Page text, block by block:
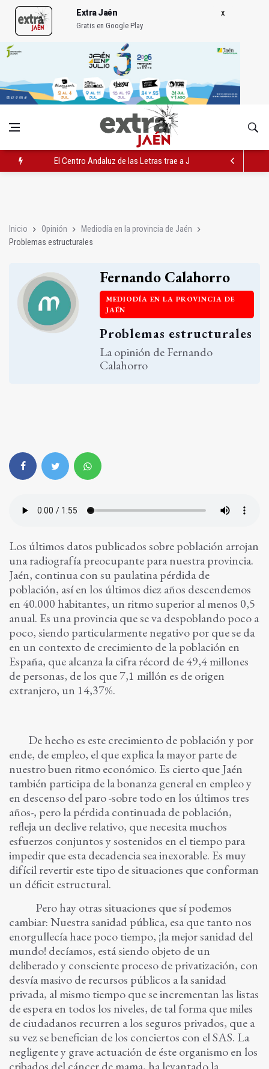
Extra Jaén
Gratis en Google Play
El Centro Andaluz de las Letras trae a Jaén al filósofo Omar
Inicio Opinión
Mediodía en la provincia de Jaén
Problemas estructurales
Fernando Calahorro
MEDIODÍA EN LA PROVINCIA DE
JAÉN
Problemas estructurales
La opinión de Fernando
Calahorro
Los últimos datos publicados sobre población arrojan
una radiografía preocupante para nuestra provincia.
Jaén, continua con su paulatina pérdida de
población, así en los últimos diez años descendemos
en 40.000 habitantes, un ritmo superior al menos 0,5
anual. Es una provincia que se va despoblando poco a
poco, siendo particularmente negativo por que se da
en un contexto de crecimiento de la población en
España, que alcanza la cifra récord de 49,4 millones
de personas, de los que 7,1 millón es de origen
extranjero, un 14,37%.
De hecho es este crecimiento de población y por
ende, de empleo, el que explica la mayor parte de
nuestro buen ritmo económico. Es cierto que Jaén
también participa de la bonanza general en empleo y
en descenso del paro -sobre todo en los últimos tres
años-, pero la pérdida continuada de población,
refleja un declive relativo, que necesita muchos
esfuerzos conjuntos y sostenidos en el tiempo para
impedir que esta decadencia sea inexorable. Es muy
difícil revertir este tipo de situaciones que conforman
un déficit estructural.
Pero hay otras situaciones que sí podemos
cambiar: Nuestra sanidad pública, esa que tanto nos
enorgullecía hace poco tiempo, ¡la mejor sanidad del
mundo! decíamos, está siendo objeto de un
deliberado y consciente proceso de privatización, con
desvía masivo de recursos públicos a la sanidad
privada, al mismo tiempo que se incrementan las listas
de espera en todos los niveles, de tal forma que miles
de ciudadanos recurren a los seguros privados, que a
su vez se benefician de los conciertos con el SAS. La
negligente y grave actuación de éste organismo en los